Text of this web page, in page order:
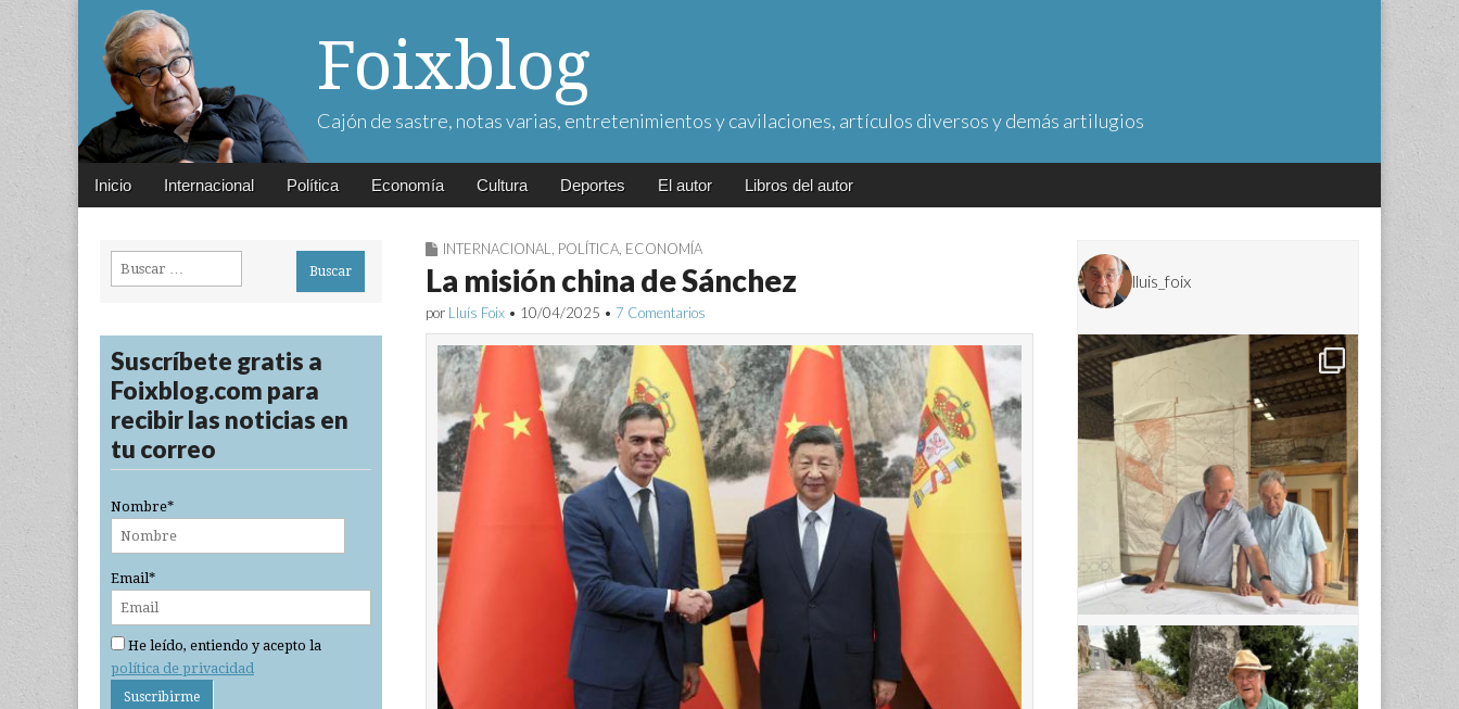
Foixblog
Cajón de sastre, notas varias, entretenimientos y cavilaciones, artículos diversos y demás artilugios
Main
Skip
Inicio Internacional Política Economía Cultura Deportes El autor Libros del autor
INTERNACIONAL POLÍTICA ECONOMÍA
La misión china de Sánchez
por Lluís Foix • 10/04/2025 • 7 Comentarios
Buscar:
Suscríbete gratis a
Foixblog.com para
recibir las noticias en
tu correo
Nombre*
Email*
He leído, entiendo y acepto la
política de privacidad
lluis_foix